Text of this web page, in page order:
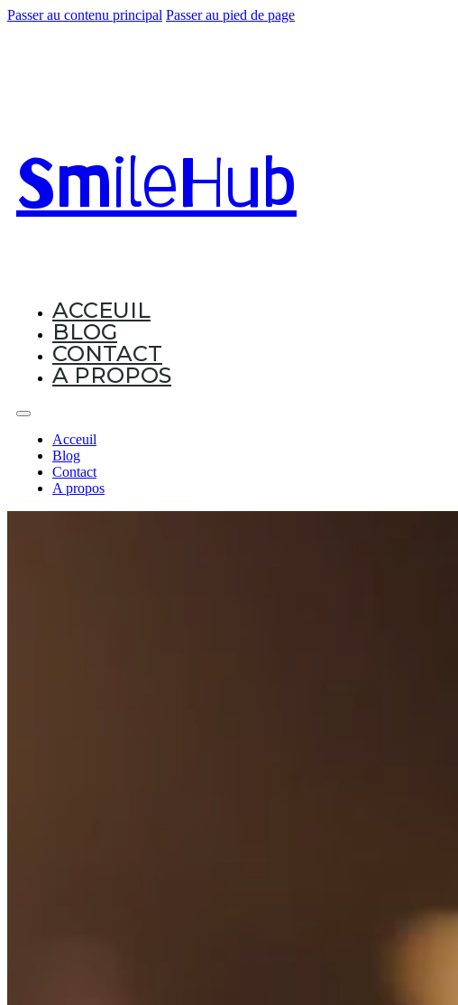
Passer au contenu principal Passer au pied de page
SmileHub
ACCEUIL
BLOG
CONTACT
A PROPOS
Acceuil
Blog
Contact
A propos